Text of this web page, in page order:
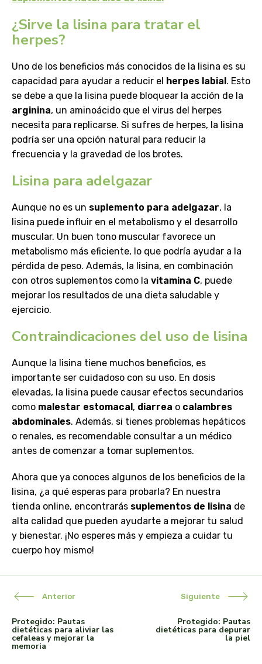
¿Sirve la lisina para tratar el
herpes?
Uno de los beneficios más conocidos de la lisina es su
capacidad para ayudar a reducir el herpes labial. Esto
se debe a que la lisina puede bloquear la acción de la
arginina, un aminoácido que el virus del herpes
necesita para replicarse. Si sufres de herpes, la lisina
podría ser una opción natural para reducir la
frecuencia y la gravedad de los brotes.
Lisina para adelgazar
Aunque no es un suplemento para adelgazar, la
lisina puede influir en el metabolismo y el desarrollo
muscular. Un buen tono muscular favorece un
metabolismo más eficiente, lo que podría ayudar a la
pérdida de peso. Además, la lisina, en combinación
con otros suplementos como la vitamina C, puede
mejorar los resultados de una dieta saludable y
ejercicio.
Contraindicaciones del uso de lisina
Aunque la lisina tiene muchos beneficios, es
importante ser cuidadoso con su uso. En dosis
elevadas, la lisina puede causar efectos secundarios
como malestar estomacal, diarrea o calambres
abdominales. Además, si tienes problemas hepáticos
o renales, es recomendable consultar a un médico
antes de comenzar a tomar suplementos.
Ahora que ya conoces algunos de los beneficios de la
lisina, ¿a qué esperas para probarla? En nuestra
tienda online, encontrarás suplementos de lisina de
alta calidad que pueden ayudarte a mejorar tu salud
y bienestar. ¡No esperes más y empieza a cuidar tu
cuerpo hoy mismo!
Anterior
Protegido: Pautas
dietéticas para aliviar las
cefaleas y mejorar la
memoria
Siguiente
Protegido: Pautas
dietéticas para depurar
la piel